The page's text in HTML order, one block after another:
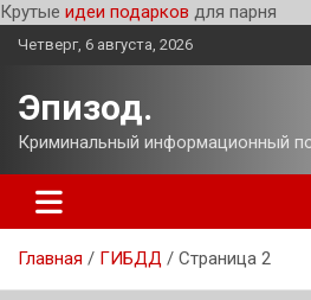
Крутые идеи подарков для парня
Перейти
Четверг, 6 августа, 2026
Эпизод.
Криминальный информационный
Главная ГИБДД Страница 2